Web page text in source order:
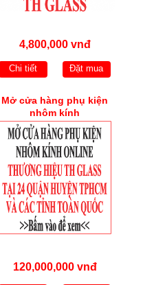
4,800,000 vnđ
Chi tiết Đặt mua
Mở cửa hàng phụ kiện
nhôm kính
120,000,000 vnđ